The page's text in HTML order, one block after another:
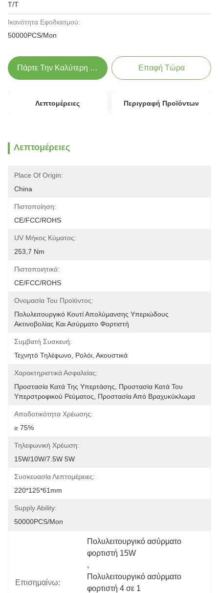
T/T
Ικανότητα Εφοδιασμού:
50000PCS/Mon
Πάρτε Την Καλύτερη Τιμή Επαφή Τώρα
Λεπτομέρειες Περιγραφή Προϊόντων
Λεπτομέρειες
Place Of Origin:
China
Πιστοποίηση:
CE/FCC/ROHS
UV Μήκος Κύματος:
253,7 Nm
Πιστοποιητικό:
CE/FCC/ROHS
Ονομασία Του Προϊόντος:
Πολυλειτουργικό Κουτί Απολύμανσης Υπεριώδους
Ακτινοβολίας Και Ασύρματο Φορτιστή
Συμβατή Συσκευή:
Τεχνητό Τηλέφωνο, Ρολόι, Ακουστικά
Χαρακτηριστικά Ασφαλείας:
Προστασία Κατά Της Υπερτάσης, Προστασία Κατά Του
Υπερστροφικού Ρεύματος, Προστασία Από Βραχυκύκλωμα
Αποδοτικότητα Χρέωσης:
≥ 75%
Τηλεφωνική Χρέωση:
15W/10W/7.5W 5W
Συσκευασία Λεπτομέρειες:
220*125*61mm
Supply Ability:
50000PCS/Mon
Επισημαίνω:
Πολυλειτουργικό ασύρματο
φορτιστή 15W
,
Πολυλειτουργικό ασύρματο
φορτιστή 4 σε 1